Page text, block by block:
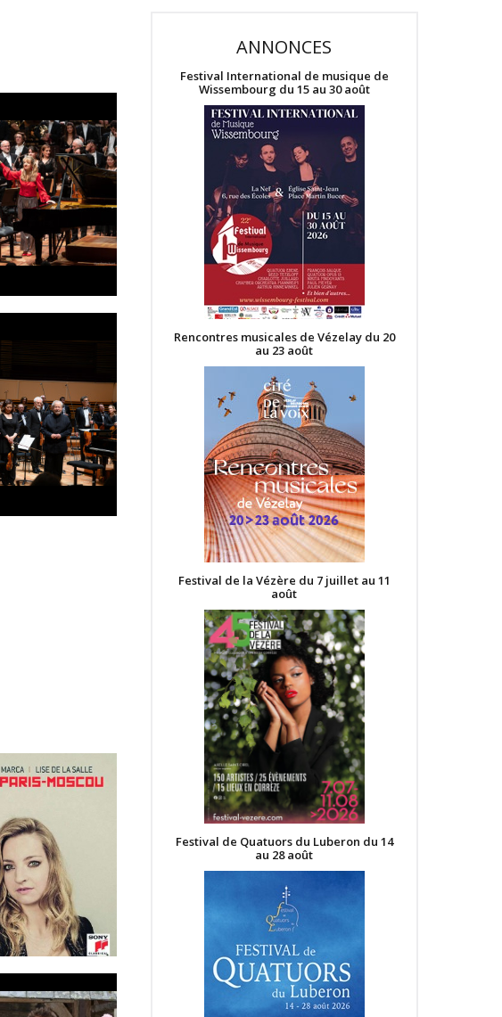
ANNONCES
Festival International de musique de
Wissembourg du 15 au 30 août
Rencontres musicales de Vézelay du 20
au 23 août
Festival de la Vézère du 7 juillet au 11
août
Festival de Quatuors du Luberon du 14
au 28 août